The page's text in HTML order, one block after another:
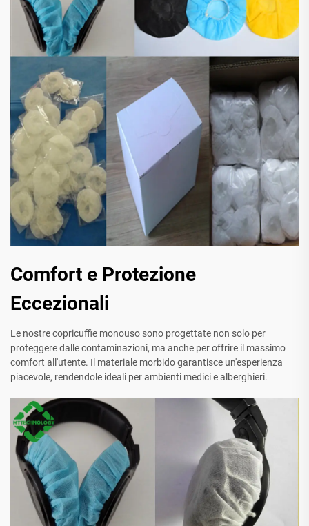
Comfort e Protezione
Eccezionali
Le nostre copricuffie monouso sono progettate non solo per
proteggere dalle contaminazioni, ma anche per offrire il massimo
comfort all'utente. Il materiale morbido garantisce un'esperienza
piacevole, rendendole ideali per ambienti medici e alberghieri.